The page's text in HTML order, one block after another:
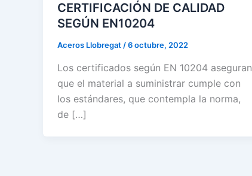
CERTIFICACIÓN DE CALIDAD
SEGÚN EN10204
Aceros Llobregat /6 octubre, 2022
Los certificados según EN 10204 aseguran
que el material a suministrar cumple con
los estándares, que contempla la norma,
de […]